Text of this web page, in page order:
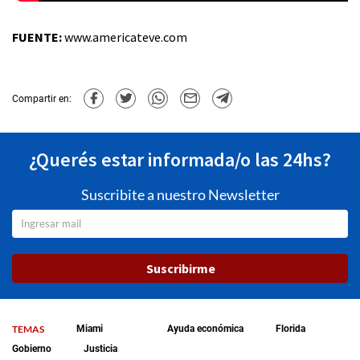
FUENTE:www.americateve.com
Compartir en:
¿Querés estar informada/o las 24hs?
Suscribite a nuestro Newsletter
Suscribirme
TEMAS Miami Ayuda económica
Florida
Gobierno
Justicia